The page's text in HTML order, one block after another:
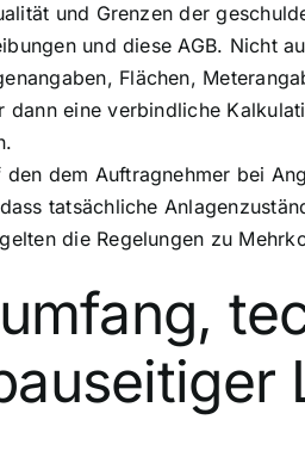
und Grenzen der
und diese AGB. Nicht
Flächen,
dann eine verbindliche
dem Auftragnehmer bei
tatsächliche
die Regelungen zu